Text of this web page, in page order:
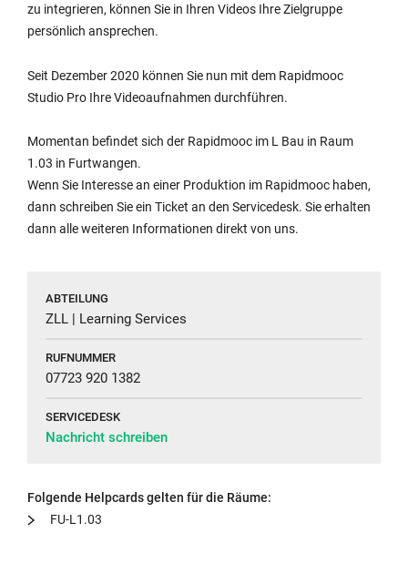
zu integrieren, können Sie in Ihren Videos Ihre Zielgruppe
persönlich ansprechen.
Seit Dezember 2020 können Sie nun mit dem Rapidmooc
Studio Pro Ihre Videoaufnahmen durchführen.
Momentan befindet sich der Rapidmooc im L Bau in Raum
1.03 in Furtwangen.
Wenn Sie Interesse an einer Produktion im Rapidmooc haben,
dann schreiben Sie ein Ticket an den Servicedesk. Sie erhalten
dann alle weiteren Informationen direkt von uns.
ABTEILUNG
ZLL | Learning Services
RUFNUMMER
07723 920 1382
SERVICEDESK
Nachricht schreiben
Folgende Helpcards gelten für die Räume:
FU-L1.03